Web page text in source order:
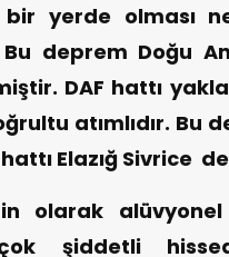
bir yerde olması
deprem Doğu
DAF hattı
atımlıdır. Bu
Elazığ Sivrice
olarak
şiddetli